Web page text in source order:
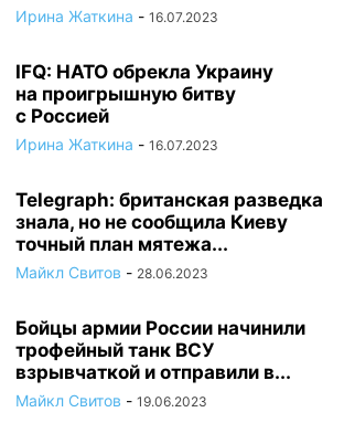
Ирина Жаткина - 16.07.2023
IFQ: НАТО обрекла Украину
на проигрышную битву
с Россией
Ирина Жаткина - 16.07.2023
Telegraph: британская разведка
знала, но не сообщила Киеву
точный план мятежа...
Майкл Свитов - 28.06.2023
Бойцы армии России начинили
трофейный танк ВСУ
взрывчаткой и отправили в...
Майкл Свитов - 19.06.2023